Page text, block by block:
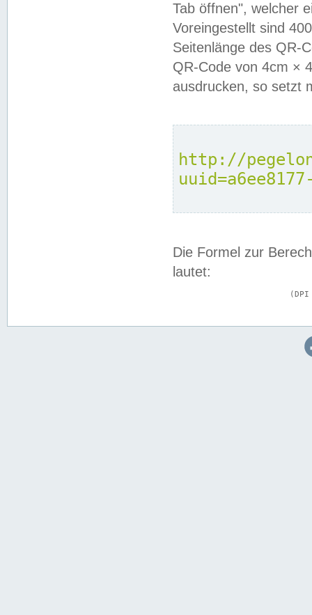
Tab öffnen", welcher
Voreingestellt sind
Seitenlänge des QR-
QR-Code von 4cm ×
ausdrucken, so setzt
http://
Die Formel zur
lautet: